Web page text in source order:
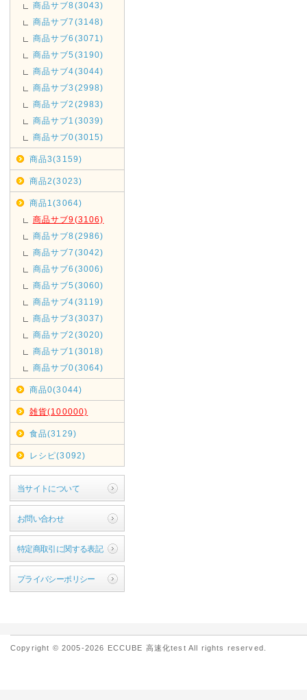
商品サブ8(3043)
商品サブ7(3148)
商品サブ6(3071)
商品サブ5(3190)
商品サブ4(3044)
商品サブ3(2998)
商品サブ2(2983)
商品サブ1(3039)
商品サブ0(3015)
商品3(3159)
商品2(3023)
商品1(3064)
商品サブ9(3106)
商品サブ8(2986)
商品サブ7(3042)
商品サブ6(3006)
商品サブ5(3060)
商品サブ4(3119)
商品サブ3(3037)
商品サブ2(3020)
商品サブ1(3018)
商品サブ0(3064)
商品0(3044)
雑貨(100000)
食品(3129)
レシピ(3092)
当サイトについて
お問い合わせ
特定商取引に関する表記
プライバシーポリシー
Copyright © 2005-2026 ECCUBE 高速化test All rights reserved.